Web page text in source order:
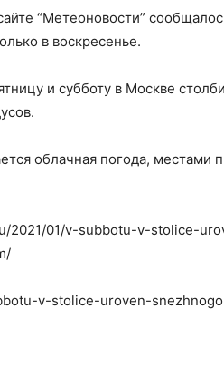
“Метеоновости”
в воскресенье.
и субботу в Москве
облачная погода, местами
2021/01/v-subbotu-v-stolice-
v-stolice-uroven-